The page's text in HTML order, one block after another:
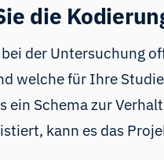
die
der Untersuchung
welche für Ihre
ein Schema zur
kann es das